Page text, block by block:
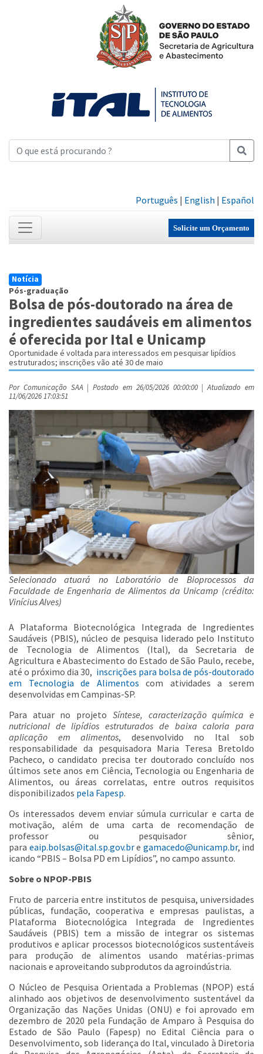
Português | English | Español
Solicite um Orçamento
Notícia
Pós-graduação
Bolsa de pós-doutorado na área de
ingredientes saudáveis em alimentos
é oferecida por Ital e Unicamp
Oportunidade é voltada para interessados em pesquisar lipídios
estruturados; inscrições vão até 30 de maio
Por Comunicação SAA | Postado em 26/05/2026 00:00:00 | Atualizado em
11/06/2026 17:03:51
Selecionado atuará no Laboratório de Bioprocessos da
Faculdade de Engenharia de Alimentos da Unicamp (crédito:
Vinícius Alves)
A Plataforma Biotecnológica Integrada de Ingredientes
Saudáveis (PBIS), núcleo de pesquisa liderado pelo Instituto
de Tecnologia de Alimentos (Ital), da Secretaria de
Agricultura e Abastecimento do Estado de São Paulo, recebe,
até o próximo dia 30, inscrições para bolsa de pós-doutorado
em Tecnologia de Alimentos com atividades a serem
desenvolvidas em Campinas-SP.
Para atuar no projeto Síntese, caracterização química e
nutricional de lipídios estruturados de baixa caloria para
aplicação em alimentos, desenvolvido no Ital sob
responsabilidade da pesquisadora Maria Teresa Bretoldo
Pacheco, o candidato precisa ter doutorado concluído nos
últimos sete anos em Ciência, Tecnologia ou Engenharia de
Alimentos, ou áreas correlatas, entre outros requisitos
disponibilizados pela Fapesp.
Os interessados devem enviar súmula curricular e carta de
motivação, além de uma carta de recomendação de
professor ou pesquisador sênior,
para eaip.bolsas@ital.sp.gov.bre gamacedo@unicamp.br, ind
icando “PBIS – Bolsa PD em Lipídios”, no campo assunto.
Sobre o NPOP-PBIS
Fruto de parceria entre institutos de pesquisa, universidades
públicas, fundação, cooperativa e empresas paulistas, a
Plataforma Biotecnológica Integrada de Ingredientes
Saudáveis (PBIS) tem a missão de integrar os sistemas
produtivos e aplicar processos biotecnológicos sustentáveis
para produção de alimentos usando matérias-primas
nacionais e aproveitando subprodutos da agroindústria.
O Núcleo de Pesquisa Orientada a Problemas (NPOP) está
alinhado aos objetivos de desenvolvimento sustentável da
Organização das Nações Unidas (ONU) e foi aprovado em
dezembro de 2020 pela Fundação de Amparo à Pesquisa do
Estado de São Paulo (Fapesp) no Edital Ciência para o
Desenvolvimento, sob liderança do Ital, vinculado à Diretoria